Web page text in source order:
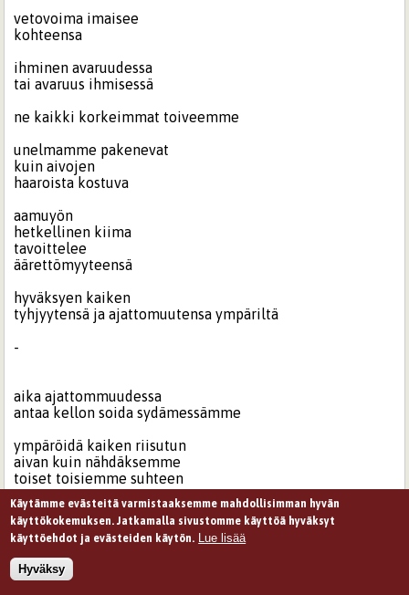
vetovoima imaisee
kohteensa
ihminen avaruudessa
tai avaruus ihmisessä
ne kaikki korkeimmat toiveemme
unelmamme pakenevat
kuin aivojen
haaroista kostuva
aamuyön
hetkellinen kiima
tavoittelee
äärettömyyteensä
hyväksyen kaiken
tyhjyytensä ja ajattomuutensa ympäriltä
-
aika ajattommuudessa
antaa kellon soida sydämessämme
ympäröidä kaiken riisutun
aivan kuin nähdäksemme
toiset toisiemme suhteen
enemmän
kuin pelkän rakastavan yksilön itsessämme
se sama hämärä
synnyttää äärensä,
puhetta, melodiaa
Käytämme evästeitä varmistaaksemme mahdollisimman hyvän
käyttökokemuksen. Jatkamalla sivustomme käyttöä hyväksyt
käyttöehdot ja evästeiden käytön. Lue lisää
Hyväksy